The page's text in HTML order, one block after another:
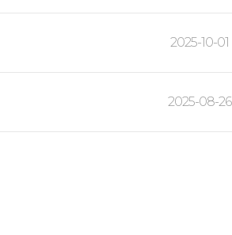
2025-10-01
2025-08-26